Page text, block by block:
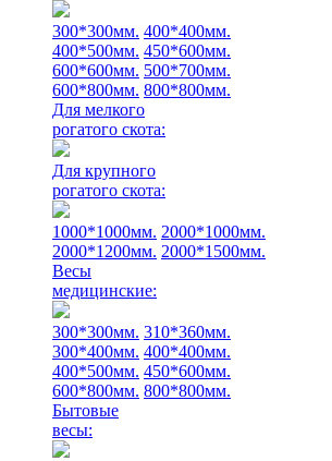
300*300мм. 400*400мм.
400*500мм. 450*600мм.
600*600мм. 500*700мм.
600*800мм. 800*800мм.
Для мелкого
рогатого скота:
Для крупного
рогатого скота:
1000*1000мм. 2000*1000мм.
2000*1200мм. 2000*1500мм.
Весы
медицинские:
300*300мм. 310*360мм.
300*400мм. 400*400мм.
400*500мм. 450*600мм.
600*800мм. 800*800мм.
Бытовые
весы: